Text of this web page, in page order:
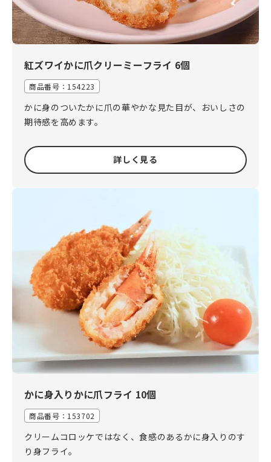
紅ズワイかに爪クリーミーフライ 6個
商品番号：154223
かに身のついたかに爪の華やかな見た目が、おいしさの
期待感を高めます。
詳しく見る
かに身入りかに爪フライ 10個
商品番号：153702
クリームコロッケではなく、食感のあるかに身入りのす
り身フライ。